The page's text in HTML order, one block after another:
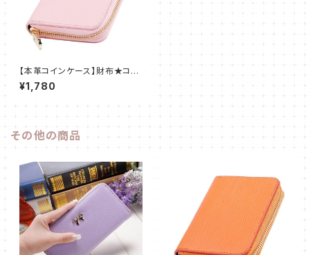
【本革コインケース】財布★コン
パクト★ラウンドファスナー★レ
ディースメンズ
¥1,780
その他の商品